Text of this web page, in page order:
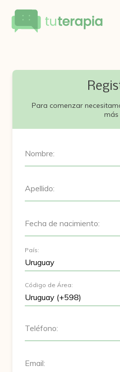
Para comenzar
más
Nombre:
Apellido:
Fecha de nacimiento:
País:
Código de Área:
Teléfono:
Email: